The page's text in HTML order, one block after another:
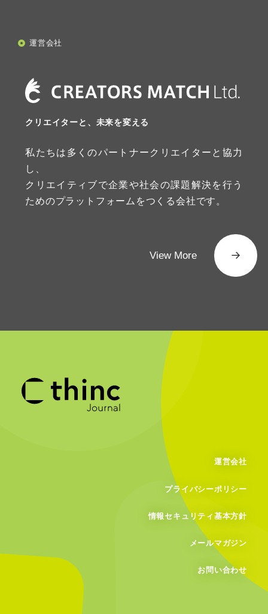
運営会社
クリエイターと、未来を変える
私たちは多くのパートナークリエイターと協力
し、
クリエイティブで企業や社会の課題解決を行う
ためのプラットフォームをつくる会社です。
View More
運営会社
プライバシーポリシー
情報セキュリティ基本方針
メールマガジン
お問い合わせ